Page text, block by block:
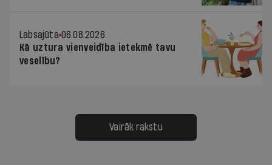
Labsajūta 06.08.2026.
Kā uztura vienveidība ietekmē tavu
veselību?
Vairāk rakstu